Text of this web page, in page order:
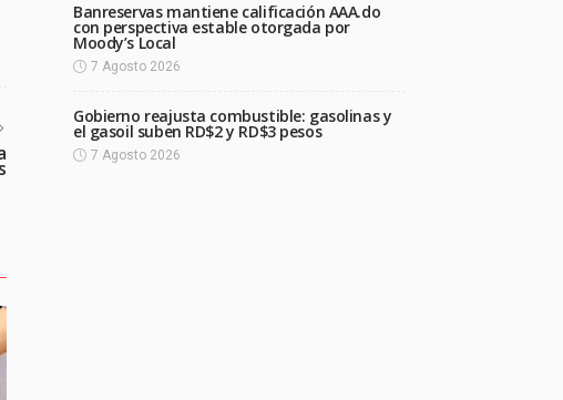
Banreservas mantiene calificación AAA.do
con perspectiva estable otorgada por
Moody’s Local
7 Agosto 2026
Gobierno reajusta combustible: gasolinas y
el gasoil suben RD$2 y RD$3 pesos
7 Agosto 2026